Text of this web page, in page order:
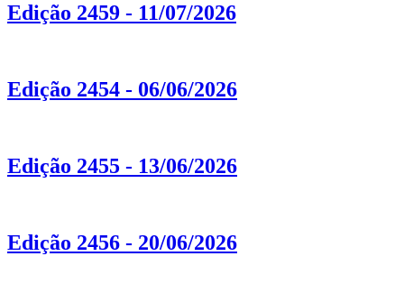
Edição 2459 - 11/07/2026
Edição 2454 - 06/06/2026
Edição 2455 - 13/06/2026
Edição 2456 - 20/06/2026